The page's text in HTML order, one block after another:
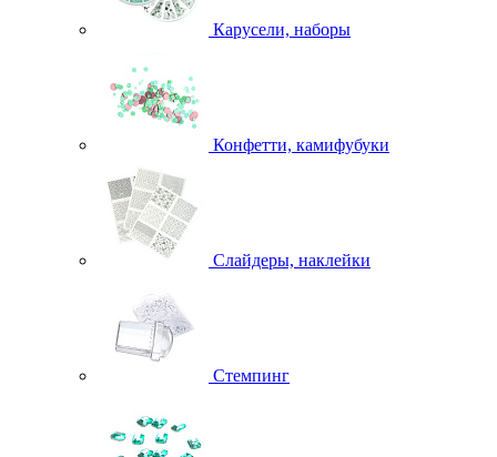
Карусели, наборы
Конфетти, камифубуки
Слайдеры, наклейки
Стемпинг